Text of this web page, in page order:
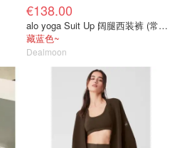
€138.00
alo yoga Suit Up 阔腿西装裤 (常规款)
藏蓝色~
Dealmoon